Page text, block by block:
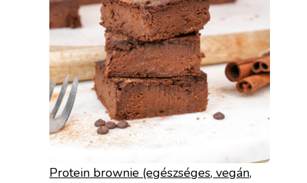
Protein brownie (egészséges, vegán,